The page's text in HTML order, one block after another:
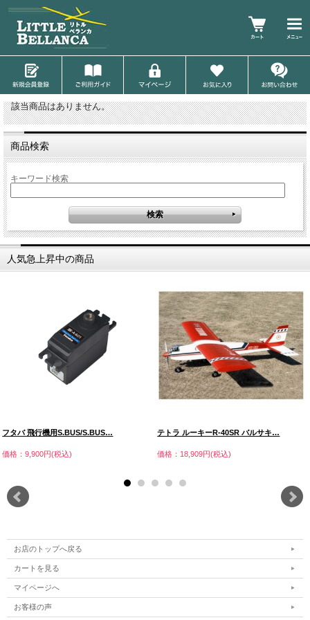
該当商品はありません。
商品検索
キーワード検索
人気急上昇中の商品
フタバ 飛行機用S.BUS/S.BUS…
価格：9,900円(税込)
テトラ ルーキーR-40SR バルサキ…
価格：18,909円(税込)
お店のトップへ戻る
カートを見る
マイページへ
お客様の声